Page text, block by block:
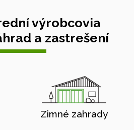
výrobcovia
a zastrešení
Zimné zahrady